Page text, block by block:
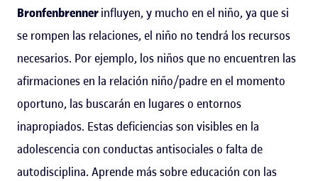
Bronfenbrennerinfluyen, y mucho en el niño, ya que si
se rompen las relaciones, el niño no tendrá los recursos
necesarios. Por ejemplo, los niños que no encuentren las
afirmaciones en la relación niño/padre en el momento
oportuno, las buscarán en lugares o entornos
inapropiados. Estas deficiencias son visibles en la
adolescencia con conductas antisociales o falta de
autodisciplina. Aprende más sobre educación con las